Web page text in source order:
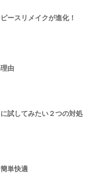
ースリメイクが進化！
由
試してみたい２つの対処
単快適